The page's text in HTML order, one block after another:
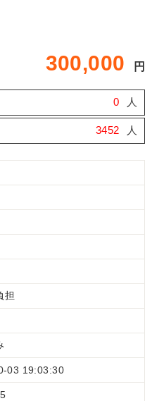
300,000 円
0 人
3452 人
担
03 19:03:30